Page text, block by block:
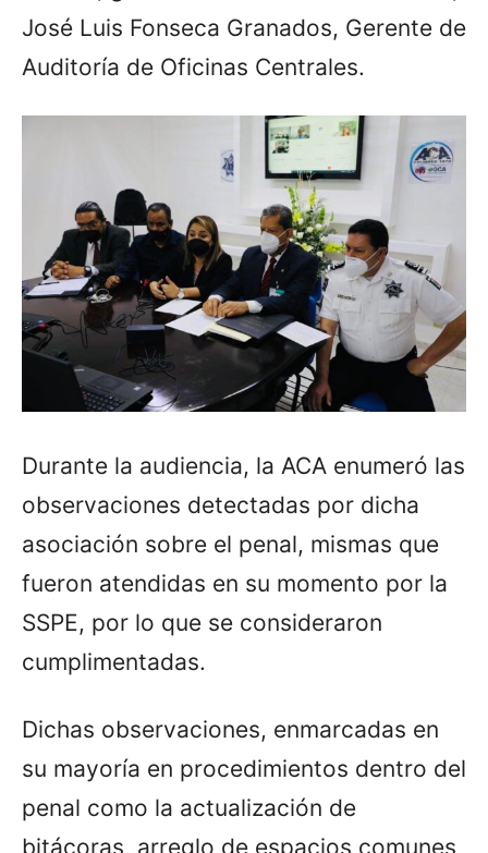
José Luis Fonseca Granados, Gerente de
Auditoría de Oficinas Centrales.
Durante la audiencia, la ACA enumeró las
observaciones detectadas por dicha
asociación sobre el penal, mismas que
fueron atendidas en su momento por la
SSPE, por lo que se consideraron
cumplimentadas.
Dichas observaciones, enmarcadas en
su mayoría en procedimientos dentro del
penal como la actualización de
bitácoras, arreglo de espacios comunes